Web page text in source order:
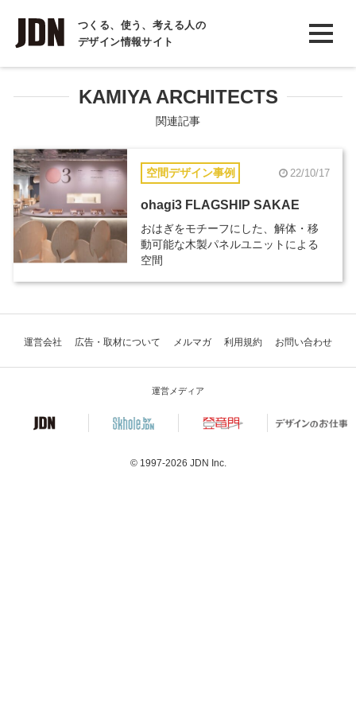
つくる、使う、考える人の
デザイン情報サイト
INTERVIEW
インタビュー
REPORT
COLUMN
コラム
KAMIYA ARCHITECTS
関連記事
空間デザイン事例 22/10/17
ohagi3 FLAGSHIP SAKAE
おはぎをモチーフにした、解体・移
動可能な木製パネルユニットによる
空間
運営会社 広告・取材について メルマガ 利用規約 お問い合わせ
運営メディア
© 1997-2026 JDN Inc.